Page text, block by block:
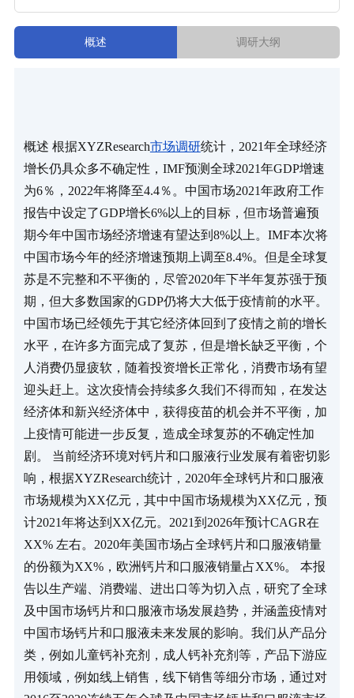
概述 调研大纲
概述 根据XYZResearch市场调研统计，2021年全球经济
增长仍具众多不确定性，IMF预测全球2021年GDP增速
为6％，2022年将降至4.4％。中国市场2021年政府工作
报告中设定了GDP增长6%以上的目标，但市场普遍预
期今年中国市场经济增速有望达到8%以上。IMF本次将
中国市场今年的经济增速预期上调至8.4%。但是全球复
苏是不完整和不平衡的，尽管2020年下半年复苏强于预
期，但大多数国家的GDP仍将大大低于疫情前的水平。
中国市场已经领先于其它经济体回到了疫情之前的增长
水平，在许多方面完成了复苏，但是增长缺乏平衡，个
人消费仍显疲软，随着投资增长正常化，消费市场有望
迎头赶上。这次疫情会持续多久我们不得而知，在发达
经济体和新兴经济体中，获得疫苗的机会并不平衡，加
上疫情可能进一步反复，造成全球复苏的不确定性加
剧。 当前经济环境对钙片和口服液行业发展有着密切影
响，根据XYZResearch统计，2020年全球钙片和口服液
市场规模为XX亿元，其中中国市场规模为XX亿元，预
计2021年将达到XX亿元。2021到2026年预计CAGR在
XX% 左右。2020年美国市场占全球钙片和口服液销量
的份额为XX%，欧洲钙片和口服液销量占XX%。 本报
告以生产端、消费端、进出口等为切入点，研究了全球
及中国市场钙片和口服液市场发展趋势，并涵盖疫情对
中国市场钙片和口服液未来发展的影响。我们从产品分
类，例如儿童钙补充剂，成人钙补充剂等，产品下游应
用领域，例如线上销售，线下销售等细分市场，通过对